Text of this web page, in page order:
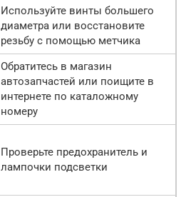
Используйте винты большего
диаметра или восстановите
резьбу с помощью метчика
Обратитесь в магазин
автозапчастей или поищите в
интернете по каталожному
номеру
Проверьте предохранитель и
лампочки подсветки